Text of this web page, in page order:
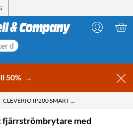
50% →
CLEVERIO IP200 SMART FJÄRRSTRÖMBRYTARE MED ENERGIMÄTNING 3680 W
fjärrströmbrytare med